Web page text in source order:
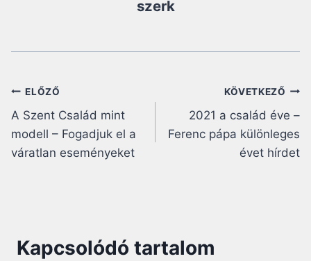
szerk
Bejegyzés
navigáció
ELŐZŐ
A Szent Család mint
modell – Fogadjuk el a
váratlan eseményeket
KÖVETKEZŐ
2021 a család éve –
Ferenc pápa különleges
évet hírdet
Kapcsolódó tartalom